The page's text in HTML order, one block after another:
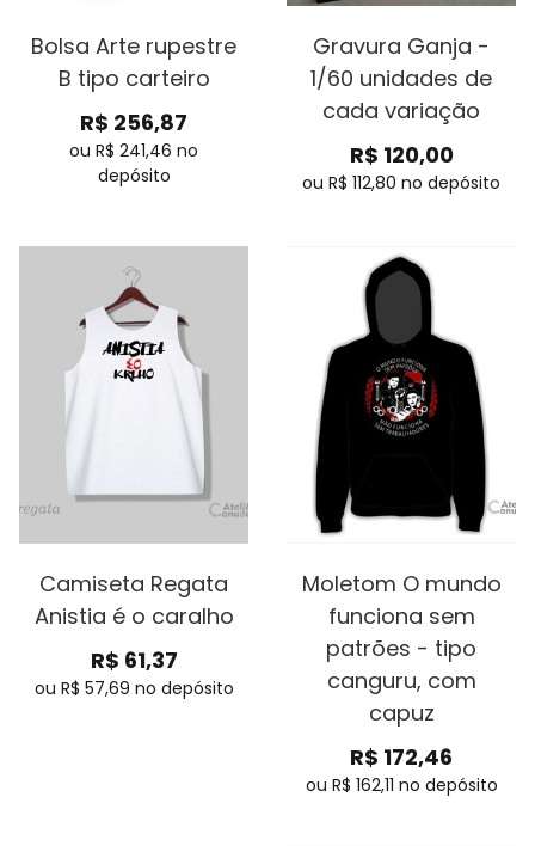
Bolsa Arte rupestre
B tipo carteiro
R$ 256,87
ou R$ 241,46 no
depósito
Gravura Ganja -
1/60 unidades de
cada variação
R$ 120,00
ou R$ 112,80 no depósito
Camiseta Regata
Anistia é o caralho
R$ 61,37
ou R$ 57,69 no depósito
Moletom O mundo
funciona sem
patrões - tipo
canguru, com
capuz
R$ 172,46
ou R$ 162,11 no depósito